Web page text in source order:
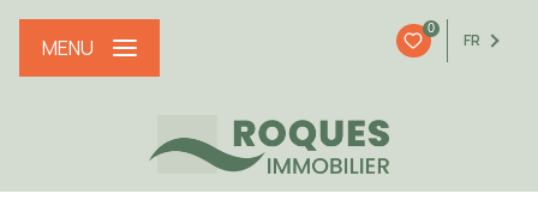
0
FR
MENU